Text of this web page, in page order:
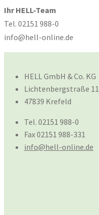
Ihr HELL-Team
Tel. 02151 988-0
info@hell-online.de
HELL GmbH & Co. KG
Lichtenbergstraße 11
47839 Krefeld
Tel. 02151 988-0
Fax 02151 988-331
info@hell-online.de